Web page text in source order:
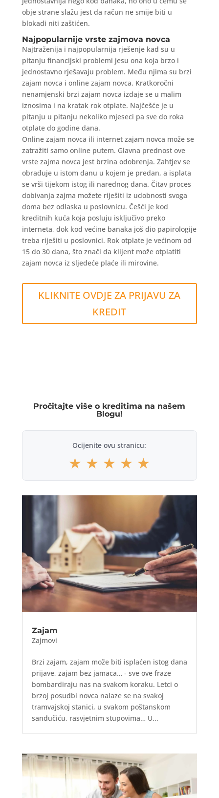
obje strane slažu jest da račun ne smije biti u
blokadi niti zaštićen.
Najpopularnije vrste zajmova novca
Najtraženija i najpopularnija rješenje kad su u
pitanju financijski problemi jesu ona koja brzo i
jednostavno rješavaju problem. Među njima su brzi
zajam novca i online zajam novca. Kratkoročni
nenamjenski brzi zajam novca izdaje se u malim
iznosima i na kratak rok otplate. Najčešće je u
pitanju u pitanju nekoliko mjeseci pa sve do roka
otplate do godine dana.
Online zajam novca ili internet zajam novca može se
zatražiti samo online putem. Glavna prednost ove
vrste zajma novca jest brzina odobrenja. Zahtjev se
obrađuje u istom danu u kojem je predan, a isplata
se vrši tijekom istog ili narednog dana. Čitav proces
dobivanja zajma možete riješiti iz udobnosti svoga
doma bez odlaska u poslovnicu. Češći je kod
kreditnih kuća koja posluju isključivo preko
interneta, dok kod većine banaka još dio papirologije
treba riješiti u poslovnici. Rok otplate je većinom od
15 do 30 dana, što znači da klijent može otplatiti
zajam novca iz sljedeće plaće ili mirovine.
KLIKNITE OVDJE ZA PRIJAVU ZA
KREDIT
Pročitajte više o kreditima na našem
Blogu!
Ocijenite ovu stranicu:
★ ★ ★ ★ ★
Zajam
Zajmovi
Brzi zajam, zajam može biti isplaćen istog dana
prijave, zajam bez jamaca… - sve ove fraze
bombardiraju nas na svakom koraku. Letci o
brzoj posudbi novca nalaze se na svakoj
tramvajskoj stanici, u svakom poštanskom
sandučiću, rasvjetnim stupovima… U...